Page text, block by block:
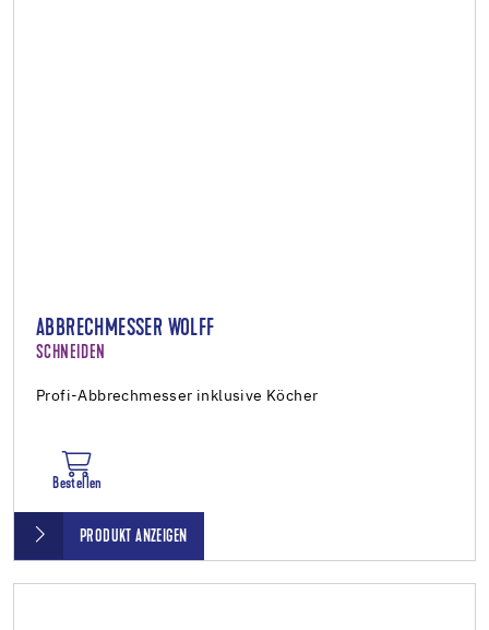
ABBRECHMESSER WOLFF
SCHNEIDEN
Profi-Abbrechmesser inklusive Köcher
Bestellen
PRODUKT ANZEIGEN